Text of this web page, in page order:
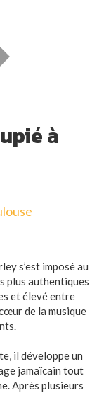
à
s’est imposé au
plus authentiques
et élevé entre
de la musique
il développe un
jamaïcain tout
Après plusieurs